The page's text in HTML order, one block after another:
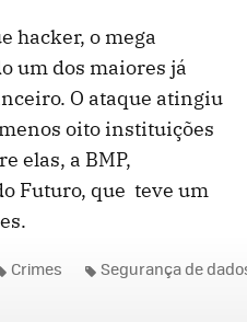
hacker, o mega
um dos maiores já
O ataque atingiu
oito instituições
elas, a BMP,
Futuro, que teve um
Crimes Segurança de